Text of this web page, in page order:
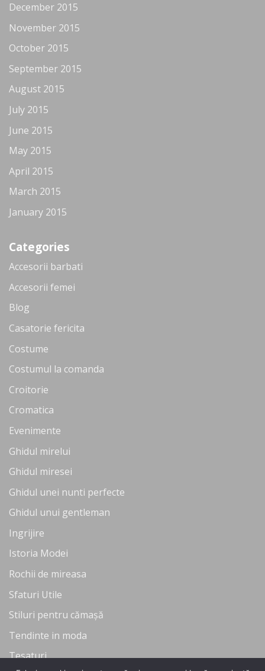
December 2015
November 2015
October 2015
September 2015
August 2015
July 2015
June 2015
May 2015
April 2015
March 2015
January 2015
Categories
Accesorii barbati
Accesorii femei
Blog
Casatorie fericita
Costume
Costumul la comanda
Croitorie
Cromatica
Evenimente
Ghidul mirelui
Ghidul miresei
Ghidul unei nunti perfecte
Ghidul unui gentleman
Ingrijire
Istoria Modei
Rochii de mireasa
Sfaturi Utile
Stiluri pentru cămașă
Tendinte in moda
Tesaturi